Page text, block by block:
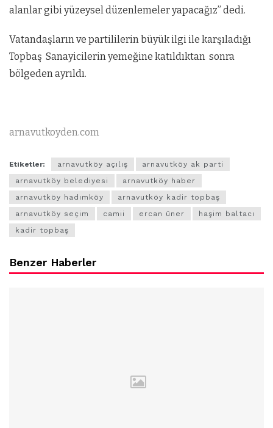
alanlar gibi yüzeysel düzenlemeler yapacağız” dedi.
Vatandaşların ve partililerin büyük ilgi ile karşıladığı
Topbaş Sanayicilerin yemeğine katıldıktan sonra
bölgeden ayrıldı.
arnavutkoyden.com
Etiketler: arnavutköy açılış
arnavutköy ak parti
arnavutköy belediyesi
arnavutköy haber
arnavutköy hadımköy
arnavutköy kadir topbaş
arnavutköy seçim
camii ercan üner
haşim baltacı
kadir topbaş
Benzer Haberler